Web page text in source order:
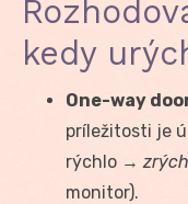
kedy
One-way
príležitosti je
rýchlo →
monitor).